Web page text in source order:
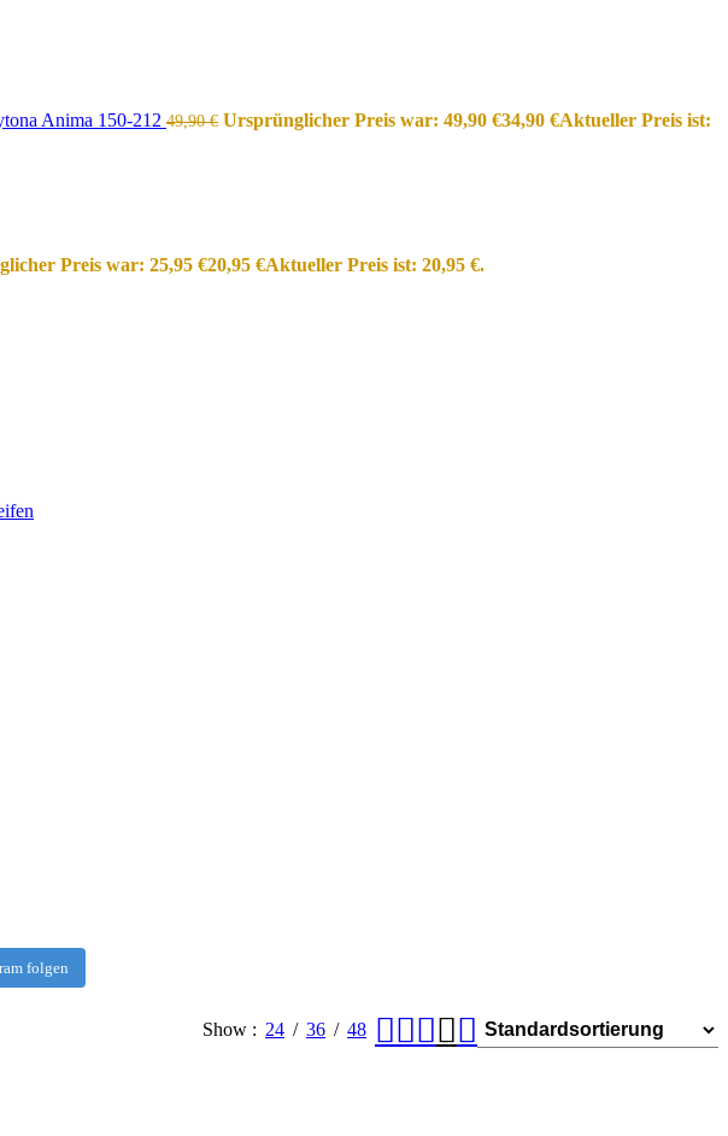
Anima 150-212 49,90€ Ursprünglicher Preis war: 49,90 €34,90 €Aktueller Preis ist:
Preis war: 25,95 €20,95 €Aktueller Preis ist: 20,95 €.
folgen
Show 24 36 48